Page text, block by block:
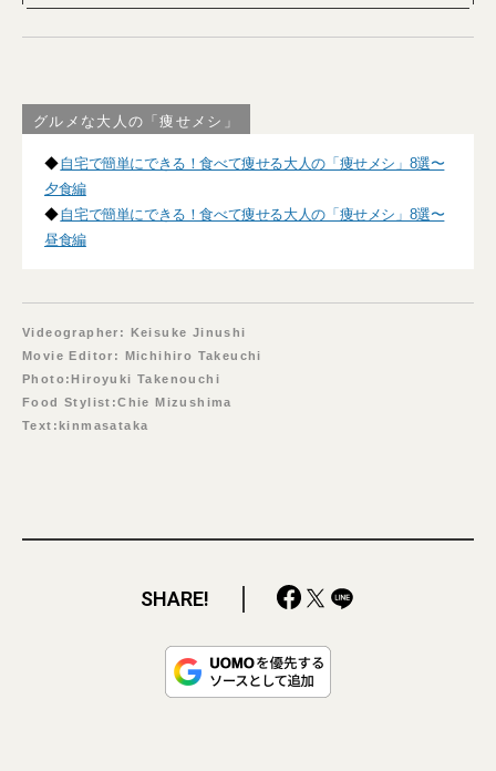
グルメな大人の「痩せメシ」
◆自宅で簡単にできる！食べて痩せる大人の「痩せメシ」8選〜
夕食編
◆自宅で簡単にできる！食べて痩せる大人の「痩せメシ」8選〜
昼食編
Videographer: Keisuke Jinushi
Movie Editor: Michihiro Takeuchi
Photo:Hiroyuki Takenouchi
Food Stylist:Chie Mizushima
Text:kinmasataka
SHARE!